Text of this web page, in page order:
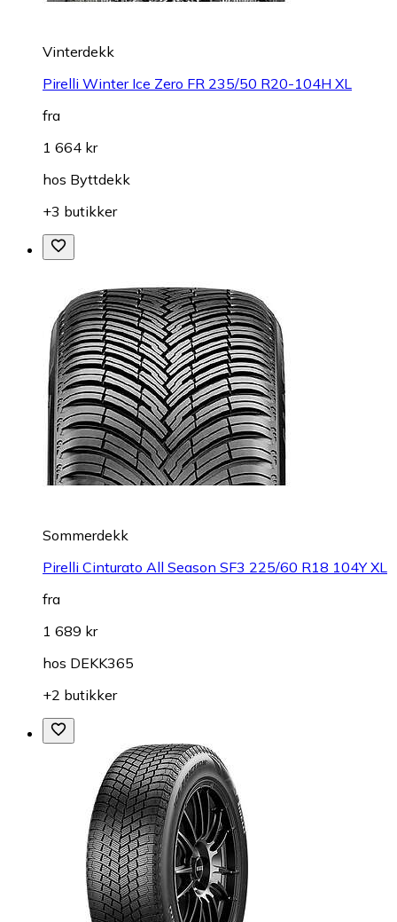
Vinterdekk
Pirelli Winter Ice Zero FR 235/50 R20-104H XL
fra
1 664 kr
hos Byttdekk
+3 butikker
Sommerdekk
Pirelli Cinturato All Season SF3 225/60 R18 104Y XL
fra
1 689 kr
hos DEKK365
+2 butikker